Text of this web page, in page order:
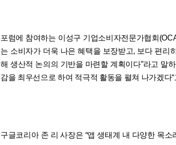
포럼에 참여하는 이성구 기업소비자전문가협회
는 소비자가 더욱 나은 혜택을 보장받고, 보다 편리
해 생산적 논의의 기반을 마련할 계획이다”라고 말
감을 최우선으로 하여 적극적 활동을 펼쳐 나가겠다
구글코리아 존 리 사장은 “앱 생태계 내 다양한 목